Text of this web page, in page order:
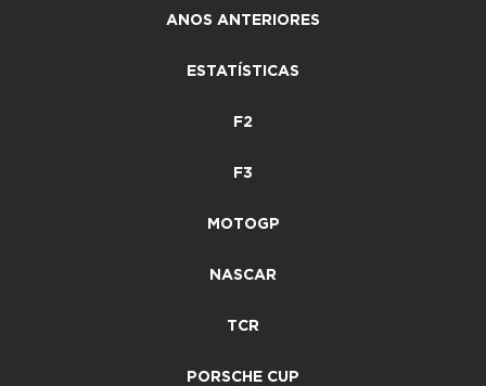
ANOS ANTERIORES
ESTATÍSTICAS
F2
F3
MOTOGP
NASCAR
TCR
PORSCHE CUP